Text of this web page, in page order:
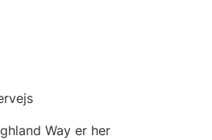
Way er her